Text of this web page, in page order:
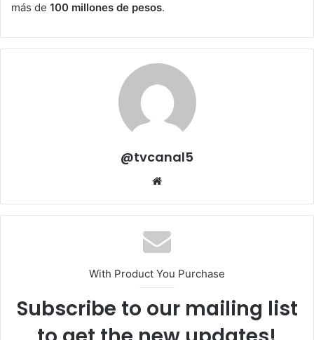
más de 100 millones de pesos.
@tvcanal5
With Product You Purchase
Subscribe to our mailing list